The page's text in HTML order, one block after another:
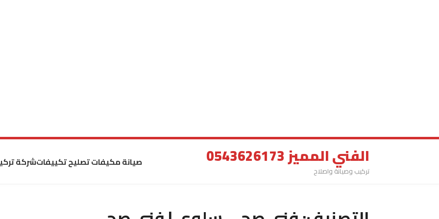
الفني المميز 0543626173
تركيب وصيانة واصلاح
صيانة مكيفات تصليح تكييفاتشركة